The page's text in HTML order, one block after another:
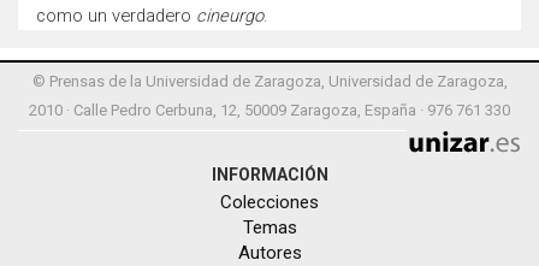
como un verdadero cineurgo.
© Prensas de la Universidad de Zaragoza, Universidad de Zaragoza,
2010 · Calle Pedro Cerbuna, 12, 50009 Zaragoza, España · 976 761 330
INFORMACIÓN
Colecciones
Temas
Autores